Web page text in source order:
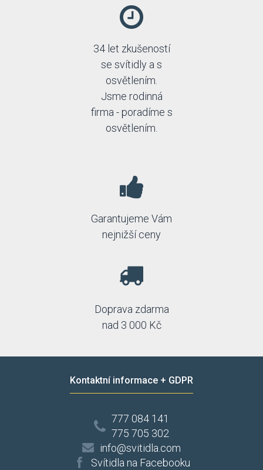
34 let zkušeností
se svítidly a s
osvětlením.
Jsme rodinná
firma - poradíme s
osvětlením.
Garantujeme Vám
nejnižší ceny
Doprava zdarma
nad 3 000 Kč
Kontaktní informace + GDPR
777 084 141
775 705 302
info@svitidla.com
Svítidla na Facebooku